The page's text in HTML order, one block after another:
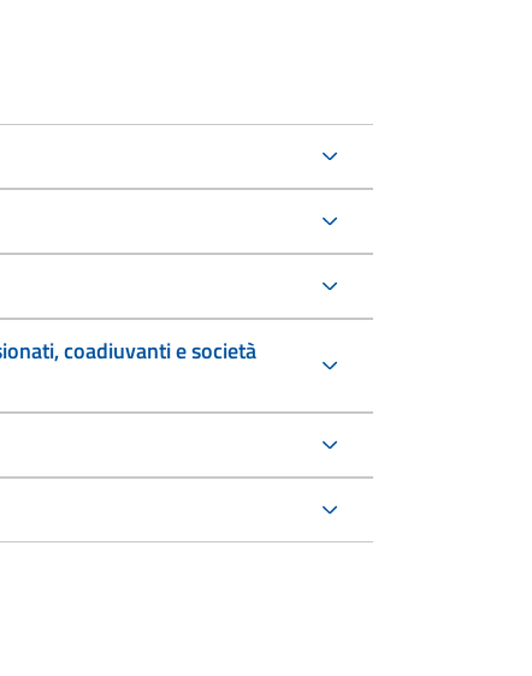
coadiuvanti e società